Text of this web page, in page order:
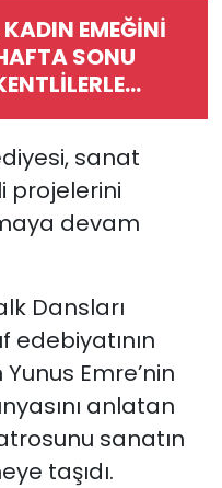
EMEĞİNİ
SONU
sanat
projelerini
devam
Dansları
edebiyatının
Emre’nin
anlatan
sanatın
taşıdı.